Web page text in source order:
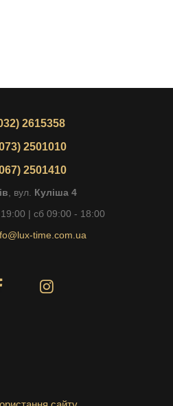
2615358
2501010
2501410
, вул. Куліша 4
| сб 09:00 - 18:00
time.com.ua